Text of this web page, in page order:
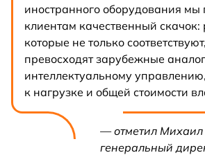
иностранного оборудования мы
клиентам качественный
которые не только
превосходят зарубежные
интеллектуальному
к нагрузке и общей стоимости
— отметил
генеральный